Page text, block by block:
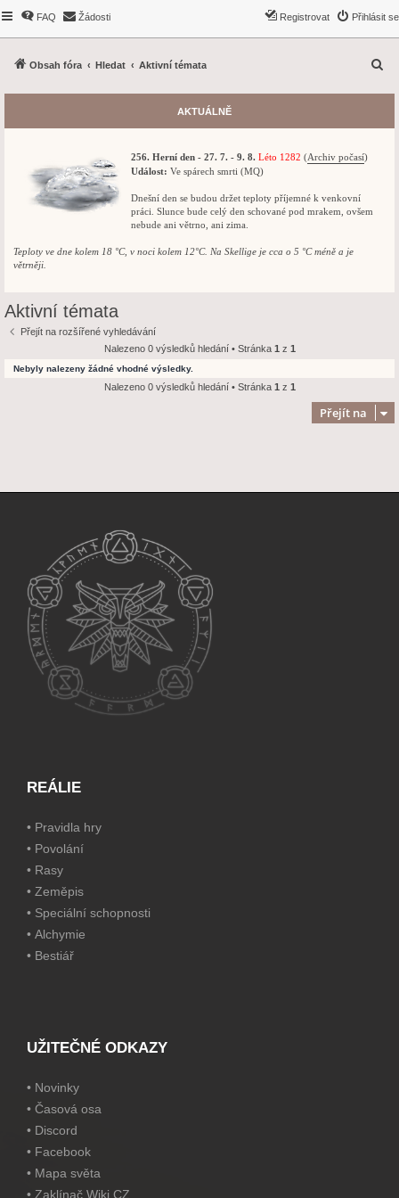
FAQ Žádosti Přihlásit se
Registrovat
Obsah fóra Hledat Aktivní témata
d
AKTUÁLNĚ
256. Herní den - 27. 7. - 9. 8. Léto 1282 (Archiv počasí)
Událost: Ve spárech smrti (MQ)
Dnešní den se budou držet teploty příjemné k venkovní
práci. Slunce bude celý den schované pod mrakem, ovšem
nebude ani větrno, ani zima.
Teploty ve dne kolem 18 °C, v noci kolem 12°C. Na Skellige je cca o 5 °C méně a je
větrněji.
Aktivní témata
Přejít na rozšířené vyhledávání
Nalezeno 0 výsledků hledání • Stránka 1 z 1
Nebyly nalezeny žádné vhodné výsledky.
Nalezeno 0 výsledků hledání • Stránka 1 z 1
Přejít na
REÁLIE
• Pravidla hry
• Povolání
• Rasy
• Zeměpis
• Speciální schopnosti
• Alchymie
• Bestiář
UŽITEČNÉ ODKAZY
• Novinky
• Časová osa
• Discord
• Facebook
• Mapa světa
• Zaklínač Wiki CZ